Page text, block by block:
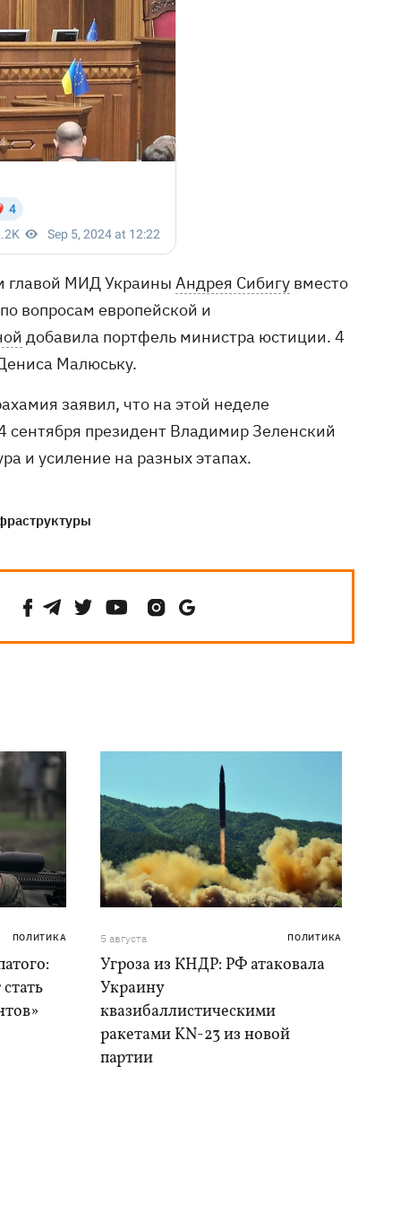
главой МИД Украины Андрея Сибигу вместо
вопросам европейской и
добавила портфель министра юстиции. 4
Малюську.
заявил, что на этой неделе
сентября президент Владимир Зеленский
и усиление на разных этапах.
ПОЛИТИКА 5 августа ПОЛИТИКА
Угроза из КНДР: РФ атаковала
Украину
квазибаллистическими
ракетами KN-23 из новой
партии